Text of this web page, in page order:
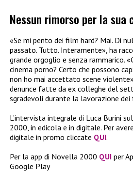
Nessun rimorso per la sua
«Se mi pento dei film hard? Mai. Di
passato. Tutto. Interamente», ha
grande orgoglio e senza rammarico.
cinema porno? Certo che possono
non ho mai accettato scene
denunce fatte da ex colleghe del
sgradevoli durante la lavorazione dei
L’intervista integrale di Luca Burini
2000, in edicola e in digitale. Per
digitale in promo cliccate QUI.
Per la app di Novella 2000 QUI per
Google Play